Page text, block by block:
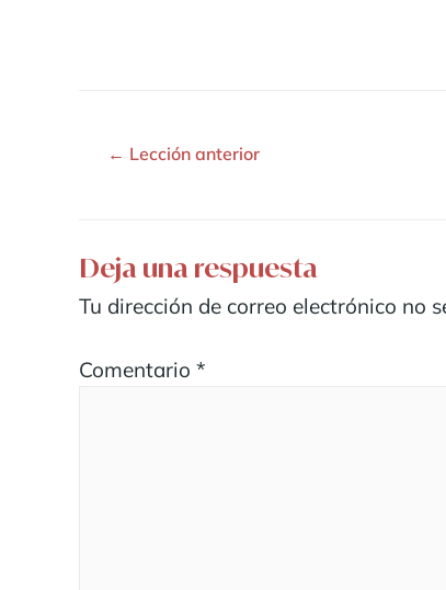
← Lección anterior
Deja una respuesta
Tu dirección de correo electrónico no
Comentario *